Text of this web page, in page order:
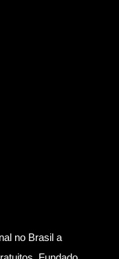
no Brasil a